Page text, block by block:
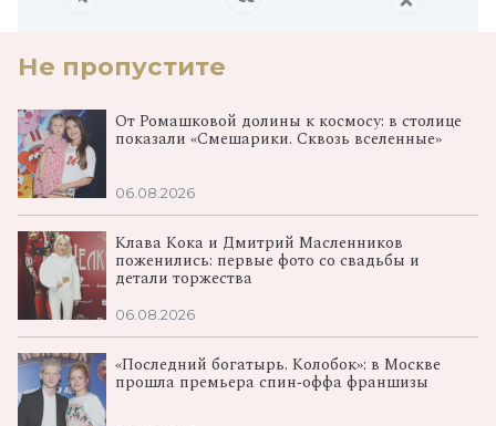
Не пропустите
От Ромашковой долины к космосу: в столице
показали «Смешарики. Сквозь вселенные»
06.08.2026
Клава Кока и Дмитрий Масленников
поженились: первые фото со свадьбы и
детали торжества
06.08.2026
«Последний богатырь. Колобок»: в Москве
прошла премьера спин‑оффа франшизы